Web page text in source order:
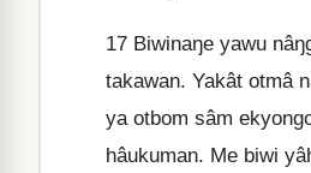
17 Biwinaŋe yawu
takawan. Yakât otmâ
ya otbom sâm
hâukuman. Me biwi